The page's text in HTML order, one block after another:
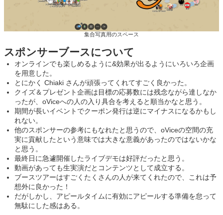
集合写真用のスペース
スポンサーブースについて
オンラインでも楽しめるように&効果が出るようにいろいろ企画
を用意した。
とにかく Chiaki さんが頑張ってくれてすごく良かった。
クイズ＆プレゼント企画は目標の応募数には残念ながら達しなか
ったが、oViceへの人の入り具合を考えると順当かなと思う。
期間が長いイベントでクーポン発行は逆にマイナスになるかもし
れない。
他のスポンサーの参考にもなれたと思うので、oViceの空間の充
実に貢献したという意味では大きな意義があったのではないかな
と思う。
最終日に急遽開催したライブデモは好評だったと思う。
動画があっても生実演だとコンテンツとして成立する。
ブースツアーはすごくたくさんの人が来てくれたので、これは予
想外に良かった！
だがしかし、アピールタイムに有効にアピールする準備を怠って
無駄にした感はある。